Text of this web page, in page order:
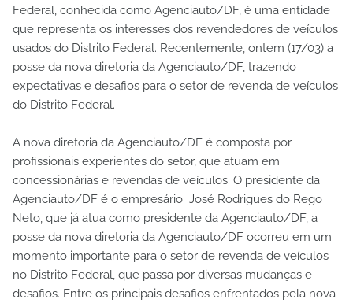
Federal, conhecida como Agenciauto/DF, é uma entidade
que representa os interesses dos revendedores de veículos
usados do Distrito Federal. Recentemente, ontem (17/03) a
posse da nova diretoria da Agenciauto/DF, trazendo
expectativas e desafios para o setor de revenda de veículos
do Distrito Federal.
A nova diretoria da Agenciauto/DF é composta por
profissionais experientes do setor, que atuam em
concessionárias e revendas de veículos. O presidente da
Agenciauto/DF é o empresário José Rodrigues do Rego
Neto, que já atua como presidente da Agenciauto/DF, a
posse da nova diretoria da Agenciauto/DF ocorreu em um
momento importante para o setor de revenda de veículos
no Distrito Federal, que passa por diversas mudanças e
desafios. Entre os principais desafios enfrentados pela nova